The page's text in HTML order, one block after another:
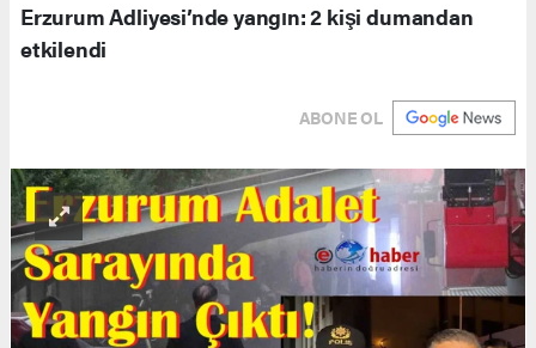
Erzurum Adliyesi’nde yangın: 2 kişi dumandan
etkilendi
ABONE OL